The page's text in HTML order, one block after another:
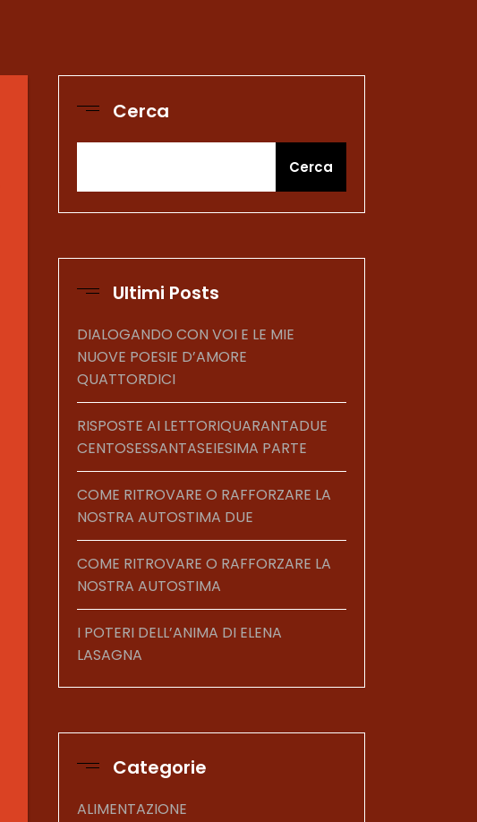
Cerca
Cerca
Ultimi Posts
DIALOGANDO CON VOI E LE MIE
NUOVE POESIE D’AMORE
QUATTORDICI
RISPOSTE AI LETTORIQUARANTADUE
CENTOSESSANTASEIESIMA PARTE
COME RITROVARE O RAFFORZARE LA
NOSTRA AUTOSTIMA DUE
COME RITROVARE O RAFFORZARE LA
NOSTRA AUTOSTIMA
I POTERI DELL’ANIMA DI ELENA
LASAGNA
Categorie
ALIMENTAZIONE